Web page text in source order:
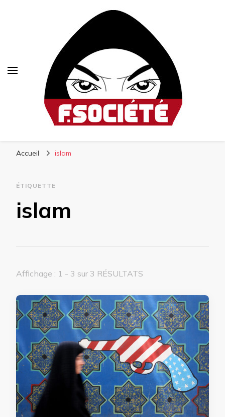
Accueil islam
ÉTIQUETTE
islam
Affichage : 1 - 3 sur 3 RÉSULTATS